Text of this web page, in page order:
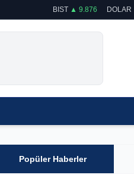
BIST ▲ 9.876 DOLAR
Popüler Haberler